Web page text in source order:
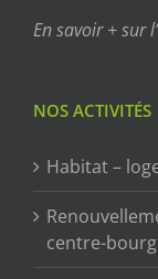
En savoir + sur
NOS ACTIVITÉS
Habitat –
centre-bourg